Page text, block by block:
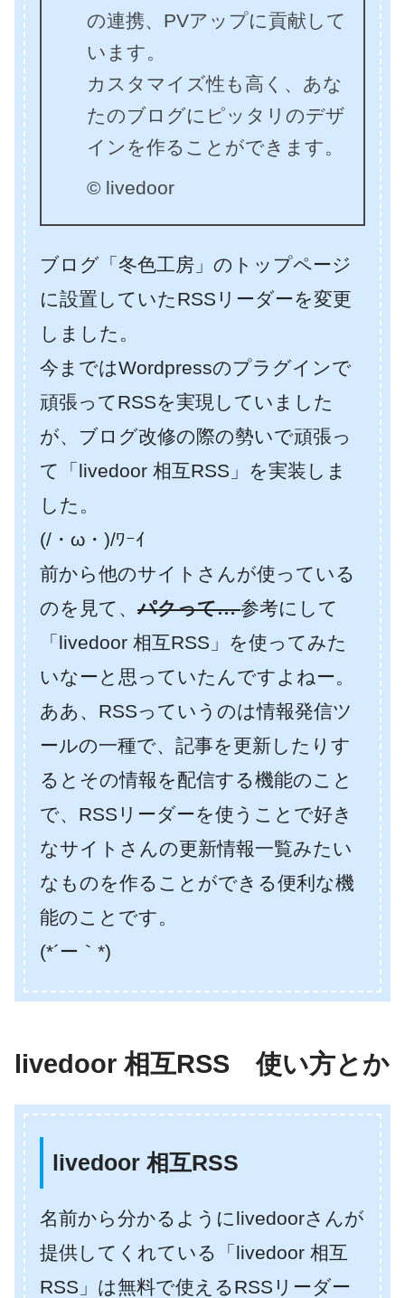
の連携、PVアップに貢献して
います。
カスタマイズ性も高く、あな
たのブログにピッタリのデザ
インを作ることができます。
© livedoor
ブログ「冬色工房」のトップページ
に設置していたRSSリーダーを変更
しました。
今まではWordpressのプラグインで
頑張ってRSSを実現していました
が、ブログ改修の際の勢いで頑張っ
て「livedoor 相互RSS」を実装しま
した。
(/・ω・)/ﾜｰｲ
前から他のサイトさんが使っている
のを見て、パクって…参考にして
「livedoor 相互RSS」を使ってみた
いなーと思っていたんですよねー。
ああ、RSSっていうのは情報発信ツ
ールの一種で、記事を更新したりす
るとその情報を配信する機能のこと
で、RSSリーダーを使うことで好き
なサイトさんの更新情報一覧みたい
なものを作ることができる便利な機
能のことです。
(*´ー｀*)
livedoor 相互RSS 使い方とか
livedoor 相互RSS
名前から分かるようにlivedoorさんが
提供してくれている「livedoor 相互
RSS」は無料で使えるRSSリーダー